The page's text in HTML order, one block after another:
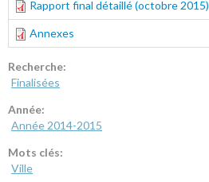
Rapport final détaillé (octobre 2015)
Annexes
Recherche:
Finalisées
Année:
Année 2014-2015
Mots clés:
Ville